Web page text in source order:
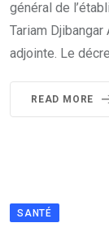
général de
Tariam
adjointe. Le
READ MORE
SANTÉ